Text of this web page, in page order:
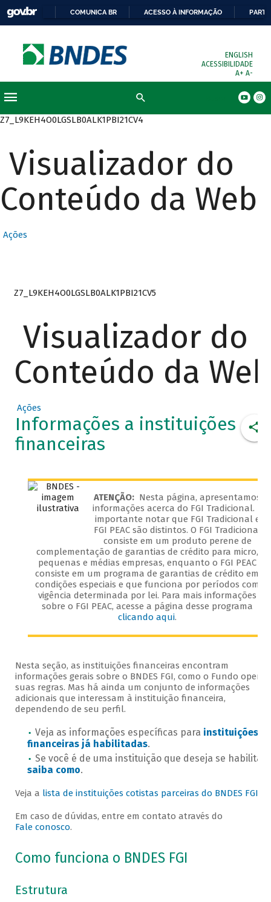
COMUNICA BR ACESSO À INFORMAÇÃO
ENGLISH
ACESSIBILIDADE
A+ A-
Z7_L9KEH4O0LGSLB0ALK1PBI21CV4
Visualizador do
Conteúdo da Web
Ações
Z7_L9KEH4O0LGSLB0ALK1PBI21CV5
Visualizador do
Conteúdo da Web
Ações
Informações a instituições
financeiras
ATENÇÃO: Nesta página, apresentamos
informações acerca do FGI Tradicional. É
importante notar que FGI Tradicional e
FGI PEAC são distintos. O FGI Tradicional
consiste em um produto perene de
complementação de garantias de crédito para micro,
pequenas e médias empresas, enquanto o FGI PEAC
consiste em um programa de garantias de crédito em
condições especiais e que funciona por períodos com
vigência determinada por lei. Para mais informações
sobre o FGI PEAC, acesse a página desse programa
clicando aqui.
Nesta seção, as instituições financeiras encontram
informações gerais sobre o BNDES FGI, como o Fundo opera
suas regras. Mas há ainda um conjunto de informações
adicionais que interessam à instituição financeira,
dependendo de seu perfil.
Veja as informações específicas para instituições
financeiras já habilitadas.
Se você é de uma instituição que deseja se habilitar,
saiba como.
Veja a lista de instituições cotistas parceiras do BNDES FGI
Em caso de dúvidas, entre em contato através do
Fale conosco.
Como funciona o BNDES FGI
Estrutura